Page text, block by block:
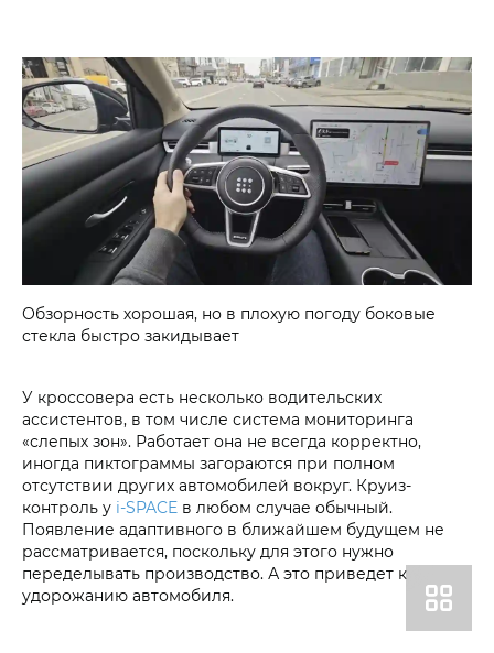
Обзорность хорошая, но в плохую погоду боковые
стекла быстро закидывает
У кроссовера есть несколько водительских
ассистентов, в том числе система мониторинга
«слепых зон». Работает она не всегда корректно,
иногда пиктограммы загораются при полном
отсутствии других автомобилей вокруг. Круиз-
контроль у i‑SPACE в любом случае обычный.
Появление адаптивного в ближайшем будущем не
рассматривается, поскольку для этого нужно
переделывать производство. А это приведет к
удорожанию автомобиля.